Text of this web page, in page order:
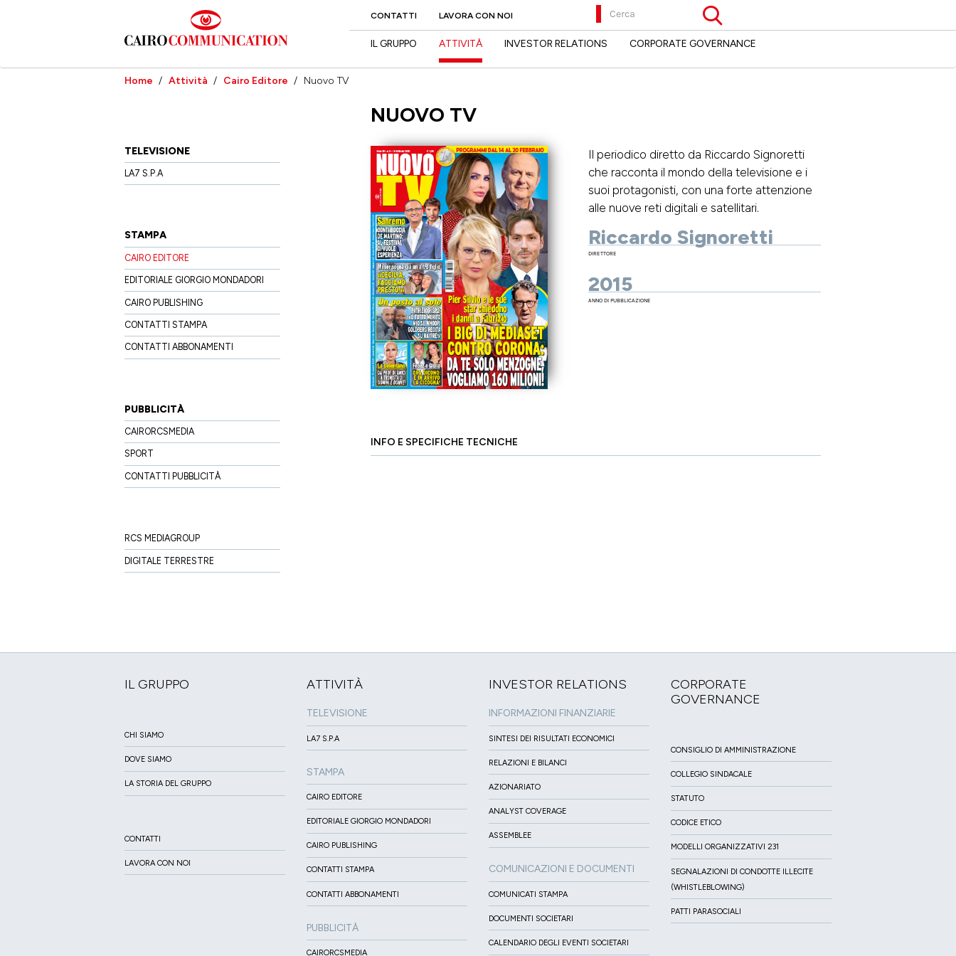
CONTATTI LAVORA CON NOI Cerca Cerca
IL GRUPPO ATTIVITÀ INVESTOR RELATIONS CORPORATE GOVERNANCE
Home Attività Cairo Editore Nuovo TV
TELEVISIONE
LA7 S.P.A
STAMPA
CAIRO EDITORE
EDITORIALE GIORGIO MONDADORI
CAIRO PUBLISHING
CONTATTI STAMPA
CONTATTI ABBONAMENTI
PUBBLICITÀ
CAIRORCSMEDIA
SPORT
CONTATTI PUBBLICITÀ
RCS MEDIAGROUP
DIGITALE TERRESTRE
NUOVO TV
Il periodico diretto da Riccardo Signoretti
che racconta il mondo della televisione e i
suoi protagonisti, con una forte attenzione
alle nuove reti digitali e satellitari.
Riccardo Signoretti
DIRETTORE
2015
ANNO DI PUBBLICAZIONE
INFO E SPECIFICHE TECNICHE
IL GRUPPO
CHI SIAMO
DOVE SIAMO
LA STORIA DEL GRUPPO
CONTATTI
LAVORA CON NOI
ATTIVITÀ
TELEVISIONE
LA7 S.P.A
STAMPA
CAIRO EDITORE
EDITORIALE GIORGIO MONDADORI
CAIRO PUBLISHING
CONTATTI STAMPA
CONTATTI ABBONAMENTI
PUBBLICITÀ
CAIRORCSMEDIA
INVESTOR RELATIONS
INFORMAZIONI FINANZIARIE
SINTESI DEI RISULTATI ECONOMICI
RELAZIONI E BILANCI
AZIONARIATO
ANALYST COVERAGE
ASSEMBLEE
COMUNICAZIONI E DOCUMENTI
COMUNICATI STAMPA
DOCUMENTI SOCIETARI
CALENDARIO DEGLI EVENTI SOCIETARI
CORPORATE
GOVERNANCE
CONSIGLIO DI AMMINISTRAZIONE
COLLEGIO SINDACALE
STATUTO
CODICE ETICO
MODELLI ORGANIZZATIVI 231
SEGNALAZIONI DI CONDOTTE ILLECITE
(WHISTLEBLOWING)
PATTI PARASOCIALI